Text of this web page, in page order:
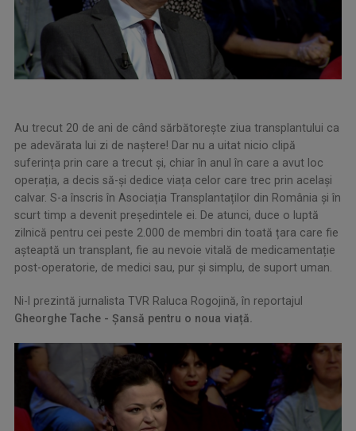
Au trecut 20 de ani de când sărbătorește ziua transplantului ca
pe adevărata lui zi de naștere! Dar nu a uitat nicio clipă
suferința prin care a trecut și, chiar în anul în care a avut loc
operația, a decis să-și dedice viața celor care trec prin același
calvar. S-a înscris în Asociația Transplantaților din România și în
scurt timp a devenit președintele ei. De atunci, duce o luptă
zilnică pentru cei peste 2.000 de membri din toată țara care fie
așteaptă un transplant, fie au nevoie vitală de medicamentație
post-operatorie, de medici sau, pur și simplu, de suport uman.
Ni-l prezintă jurnalista TVR Raluca Rogojină, în reportajul
Gheorghe Tache - Şansă pentru o noua viață